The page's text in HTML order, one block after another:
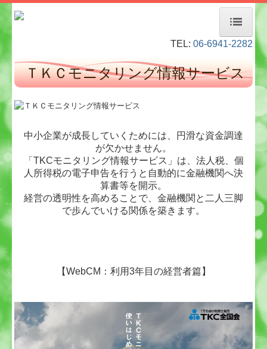
経営者お役立ち情報
事務所紹介
デジタル化・AI導入補助金
当事務所のお客様
業務内容
経営理念
お問合せ
TEL: 06-6941-2282
ＴＫＣモニタリング情報サービス
中小企業が成長していくためには、円滑な資金調達
が欠かせません。
「TKCモニタリング情報サービス」は、 法人税、個
人所得税の電子申告を行うと自動的に金融機関へ決
算書等を開示。
経営の透明性を高めることで、金融機関と二人三脚
で歩んでいける関係を築きます。
【WebCM：利用3年目の経営者篇】